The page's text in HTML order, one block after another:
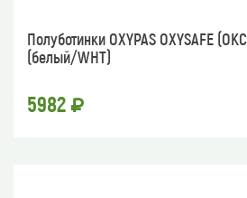
Полуботинки OXYPAS OXYSAFE
(белый/WHT)
5982